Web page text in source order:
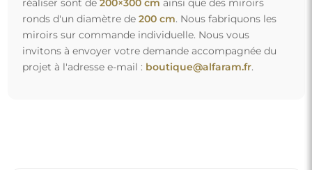
réaliser sont de 200×300 cm ainsi que des miroirs
ronds d'un diamètre de 200 cm. Nous fabriquons les
miroirs sur commande individuelle. Nous vous
invitons à envoyer votre demande accompagnée du
projet à l'adresse e-mail : boutique@alfaram.fr.